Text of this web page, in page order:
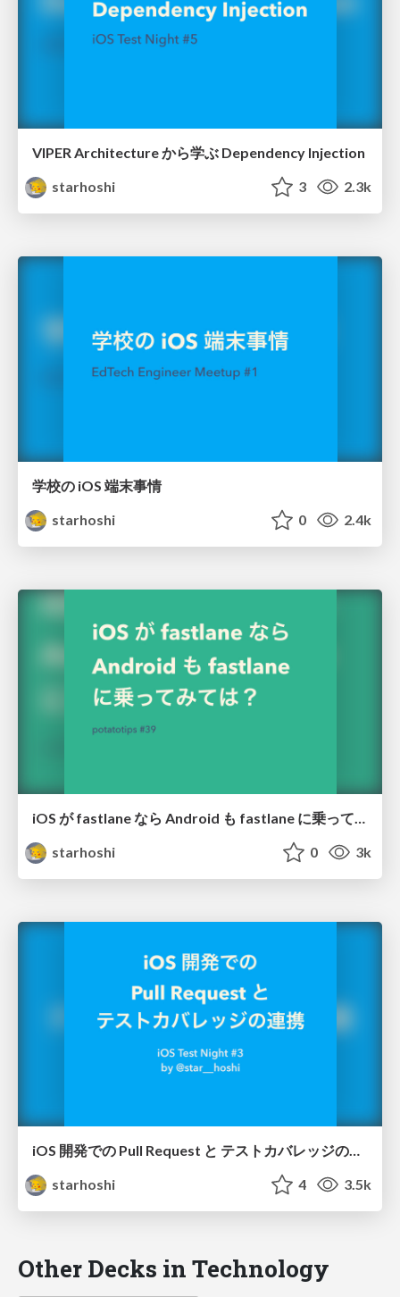
VIPER Architecture から学ぶ Dependency Injection
starhoshi
3 2.3k
学校の iOS 端末事情
starhoshi
0 2.4k
iOS が fastlane なら Android も fastlane に乗ってみては？
starhoshi
0 3k
iOS 開発での Pull Request と テストカバレッジの連携
starhoshi
4 3.5k
Other Decks in Technology